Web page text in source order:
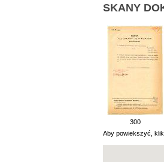
SKANY
300
Aby powiekszyć,